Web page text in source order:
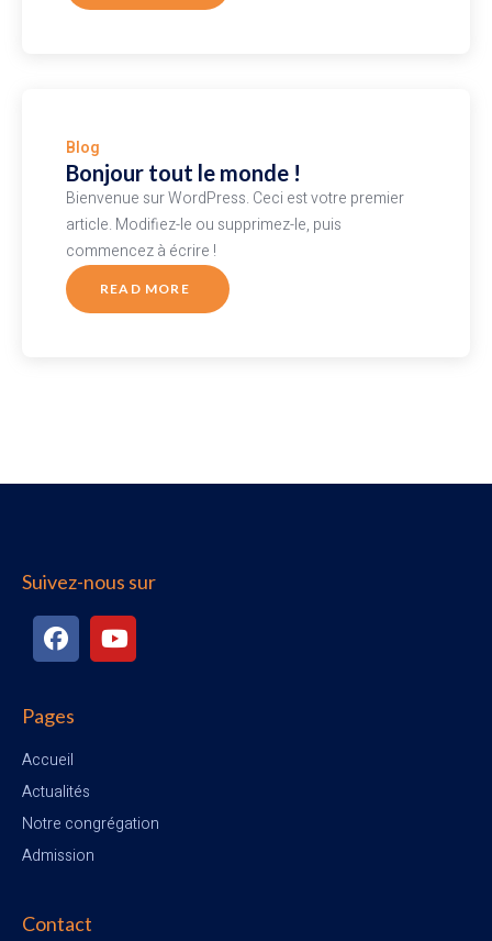
Blog
Bonjour tout le monde !
Bienvenue sur WordPress. Ceci est votre premier
article. Modifiez-le ou supprimez-le, puis
commencez à écrire !
READ MORE
ABOUT
Suivez-nous sur
Pages
Accueil
Actualités
Notre congrégation
Admission
Contact